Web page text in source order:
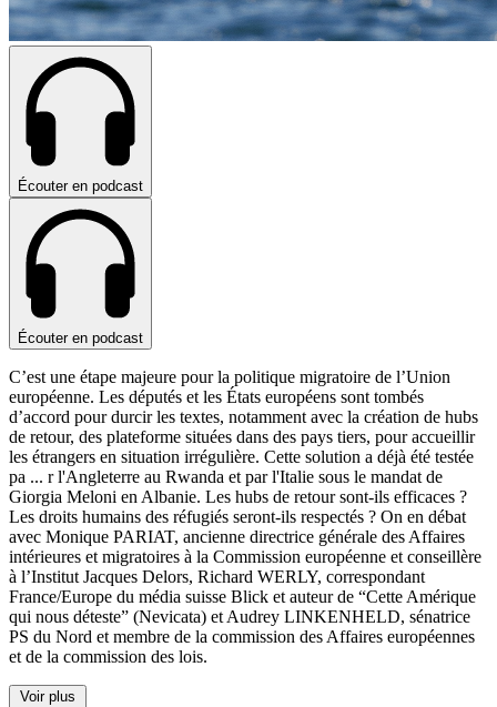
Écouter en podcast
Écouter en podcast
C’est une étape majeure pour la politique migratoire de l’Union
européenne. Les députés et les États européens sont tombés
d’accord pour durcir les textes, notamment avec la création de hubs
de retour, des plateforme situées dans des pays tiers, pour accueillir
les étrangers en situation irrégulière. Cette solution a déjà été testée
pa ... r l'Angleterre au Rwanda et par l'Italie sous le mandat de
Giorgia Meloni en Albanie. Les hubs de retour sont-ils efficaces ?
Les droits humains des réfugiés seront-ils respectés ? On en débat
avec Monique PARIAT, ancienne directrice générale des Affaires
intérieures et migratoires à la Commission européenne et conseillère
à l’Institut Jacques Delors, Richard WERLY, correspondant
France/Europe du média suisse Blick et auteur de “Cette Amérique
qui nous déteste” (Nevicata) et Audrey LINKENHELD, sénatrice
PS du Nord et membre de la commission des Affaires européennes
et de la commission des lois.
Voir plus